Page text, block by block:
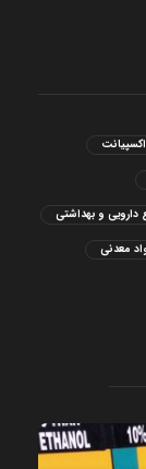
اکسپیانت
دارویی و بهداشتی
معدنی